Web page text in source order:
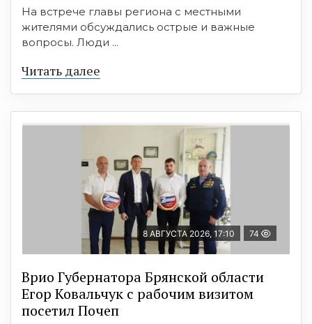
На встрече главы региона с местными
жителями обсуждались острые и важные
вопросы. Люди ...
Читать далее
8 АВГУСТА 2026, 17:10 74
Врио Губернатора Брянской области
Егор Ковальчук с рабочим визитом
посетил Почеп